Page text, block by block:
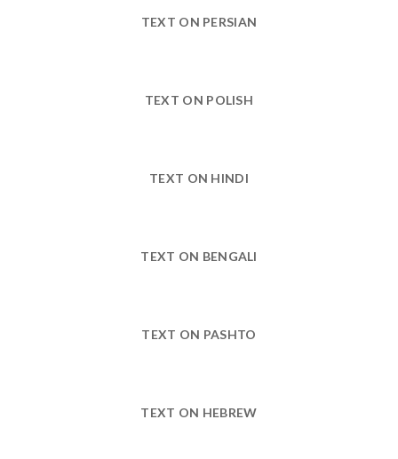
TEXT ON PERSIAN
TEXT ON POLISH
TEXT ON HINDI
TEXT ON BENGALI
TEXT ON PASHTO
TEXT ON HEBREW